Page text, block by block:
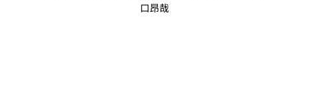
口昂哉